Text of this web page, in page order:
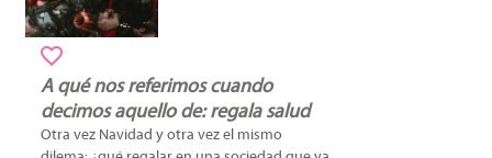
A qué nos referimos cuando
decimos aquello de: regala salud
Otra vez Navidad y otra vez el mismo